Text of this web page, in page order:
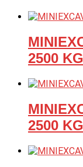
2500
2500